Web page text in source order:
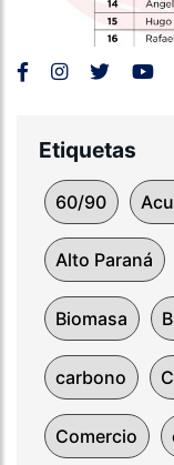
Etiquetas
60/90
Alto Paraná
Biomasa
carbono
Comercio